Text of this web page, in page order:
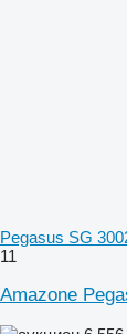
Pegasus SG
11
Amazone